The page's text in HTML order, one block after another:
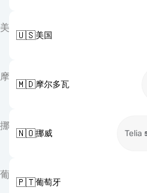
美
🇺🇸美国
摩
🇲🇩摩尔多瓦
挪
🇳🇴挪威 Telia
葡
🇵🇹葡萄牙